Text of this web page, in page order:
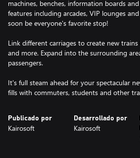
machines, benches, information boards
features including arcades, VIP lounges
soon be everyone's favorite stop!
Link different carriages to create new
and more. Expand into the surrounding
passengers.
It's full steam ahead for your spectacular
fills with commuters, students and other
Publicado por
Kairosoft
Desarrollado por
Kairosoft